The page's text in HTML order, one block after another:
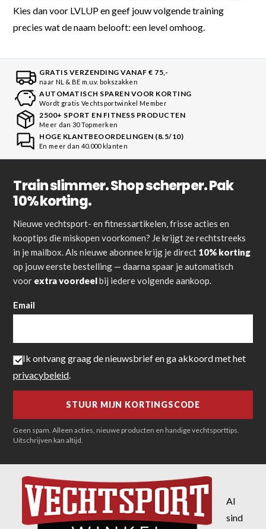
Kies dan voor LVLUP en geef jouw volgende training
precies wat de naam belooft: een level omhoog.
GRATIS VERZENDING VANAF € 75,-
naar NL & BE m.u.v. bokszakken
AUTOMATISCH SPAREN VOOR KORTING
Wordt gratis Vechtsportwinkel Member
2500+ SPORT EN FITNESS PRODUCTEN
Meer dan 30 Topmerken
HOGE KLANTBEOORDELINGEN (8.5/10)
En meer dan 40.000 klanten
Train slimmer. Shop scherper. Pak
10% korting.
Nieuwe vechtsport- en fitnessartikelen, frisse acties en
kooptips die miskopen voorkomen? Je krijgt ze rechtstreeks
in je mailbox. Als nieuwe abonnee krijg je direct 10% korting
op jouw eerste bestelling — daarna spaar je automatisch
voor extra voordeelbij iedere volgende aankoop.
Email
Ik ontvang graag de nieuwsbrief en ga akkoord met het
privacybeleid.
Geen spam. Alleen acties, nieuwe producten en handige vechtsporttips.
Uitschrijven kan altijd.
Al
sind